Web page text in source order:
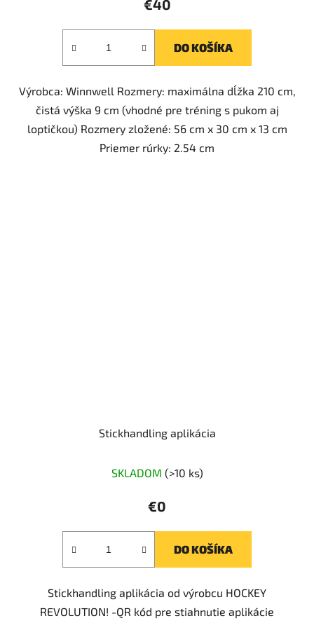
€40
DO KOŠÍKA
Výrobca: Winnwell Rozmery: maximálna dĺžka 210 cm,
čistá výška 9 cm (vhodné pre tréning s pukom aj
loptičkou) Rozmery zložené: 56 cm x 30 cm x 13 cm
Priemer rúrky: 2.54 cm
Stickhandling aplikácia
SKLADOM (>10 ks)
€0
DO KOŠÍKA
Stickhandling aplikácia od výrobcu HOCKEY
REVOLUTION! -QR kód pre stiahnutie aplikácie